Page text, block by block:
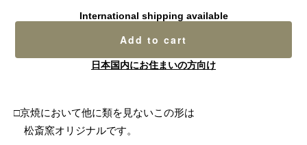
International shipping available
Add to cart
日本国内にお住まいの方向け
□京焼において他に類を見ないこの形は
松斎窯オリジナルです。